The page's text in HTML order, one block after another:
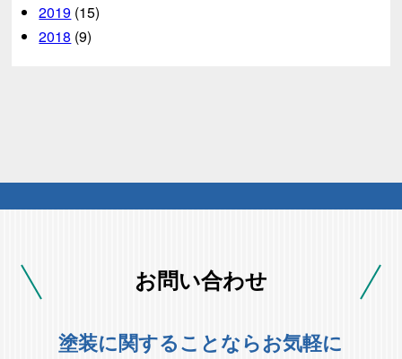
2019 (15)
2018 (9)
お問い合わせ
塗装に関することならお気軽に